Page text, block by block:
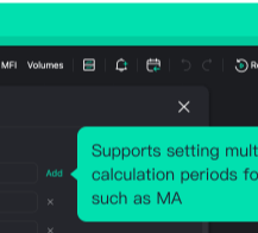
31.98
51.48
Jan